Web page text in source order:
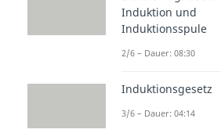
kannst du
Ladungsmenge
Dabei kannst
auch als Anzahl
Induktion und
Induktionsspule
2/6 – Dauer: 08:30
Induktionsgesetz
3/6 – Dauer: 04:14